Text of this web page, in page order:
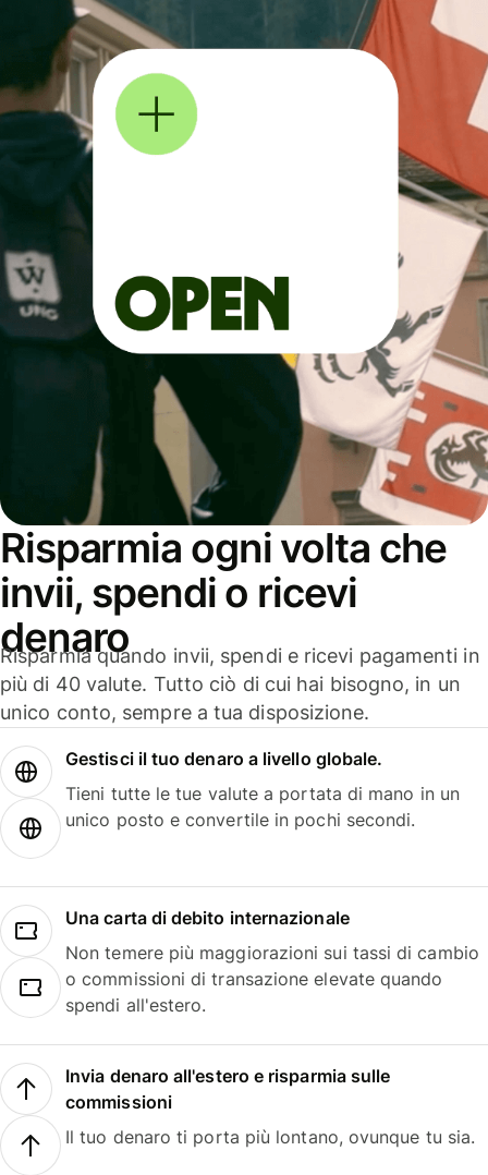
Risparmia ogni volta che
invii, spendi o ricevi
denaro
Risparmia quando invii, spendi e ricevi pagamenti in
più di 40 valute. Tutto ciò di cui hai bisogno, in un
unico conto, sempre a tua disposizione.
Gestisci il tuo denaro a livello globale.
Tieni tutte le tue valute a portata di mano in un
unico posto e convertile in pochi secondi.
Una carta di debito internazionale
Non temere più maggiorazioni sui tassi di cambio
o commissioni di transazione elevate quando
spendi all'estero.
Invia denaro all'estero e risparmia sulle
commissioni
Il tuo denaro ti porta più lontano, ovunque tu sia.